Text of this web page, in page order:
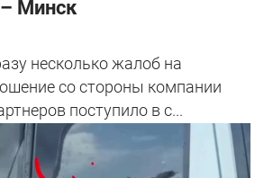
– Минск
несколько жалоб на
со стороны компании
поступило в с...